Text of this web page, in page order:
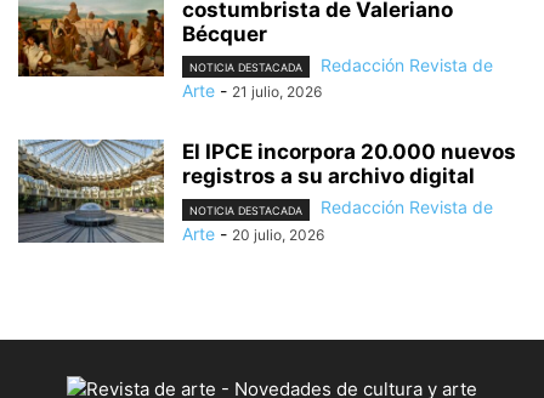
costumbrista de Valeriano
Bécquer
NOTICIA DESTACADA
Redacción Revista de
Arte - 21 julio, 2026
El IPCE incorpora 20.000 nuevos
registros a su archivo digital
NOTICIA DESTACADA
Redacción Revista de
Arte - 20 julio, 2026